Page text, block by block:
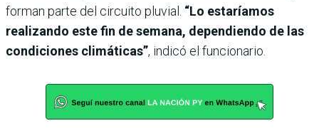
forman parte del circuito pluvial. “Lo estaríamos
realizando este fin de semana, dependiendo de las
condiciones climáticas”, indicó el funcionario.